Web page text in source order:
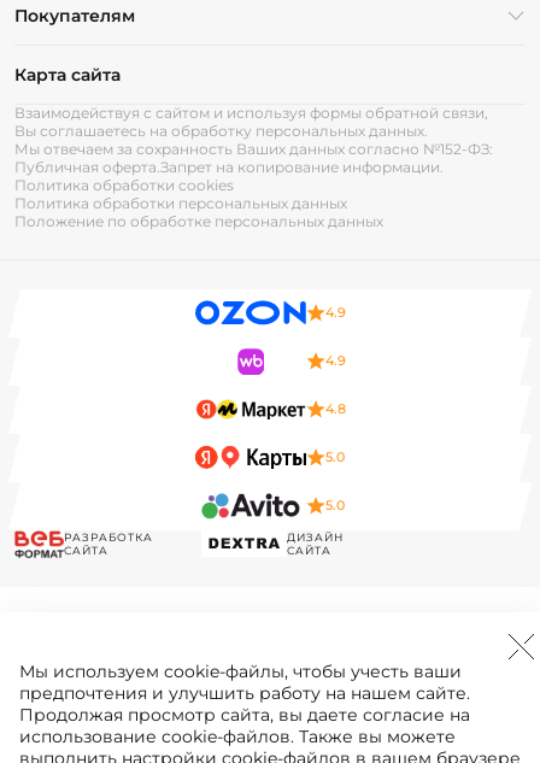
Покупателям
Карта сайта
Взаимодействуя с сайтом и используя формы обратной связи,
Вы соглашаетесь на обработку персональных данных.
Мы отвечаем за сохранность Ваших данных согласно №152-ФЗ:
Публичная оферта. Запрет на копирование информации.
Политика обработки cookies
Политика обработки персональных данных
Положение по обработке персональных данных
4.9
4.9
4.8
5.0
5.0
РАЗРАБОТКА
САЙТА
ДИЗАЙН
САЙТА
Мы используем cookie-файлы, чтобы учесть ваши
предпочтения и улучшить работу на нашем сайте.
Продолжая просмотр сайта, вы даете согласие на
использование cookie-файлов. Также вы можете
выполнить настройки cookie-файлов в вашем браузере